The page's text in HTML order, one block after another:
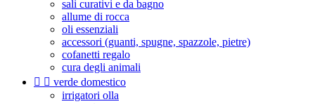
sali curativi e da bagno
allume di rocca
oli essenziali
accessori (guanti, spugne, spazzole, pietre)
cofanetti regalo
cura degli animali
  verde domestico
irrigatori olla